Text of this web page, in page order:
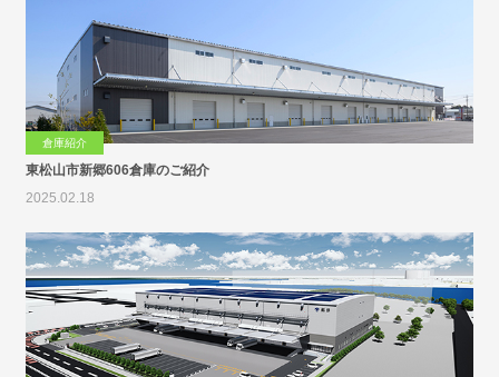
倉庫紹介
東松山市新郷606倉庫のご紹介
2025.02.18